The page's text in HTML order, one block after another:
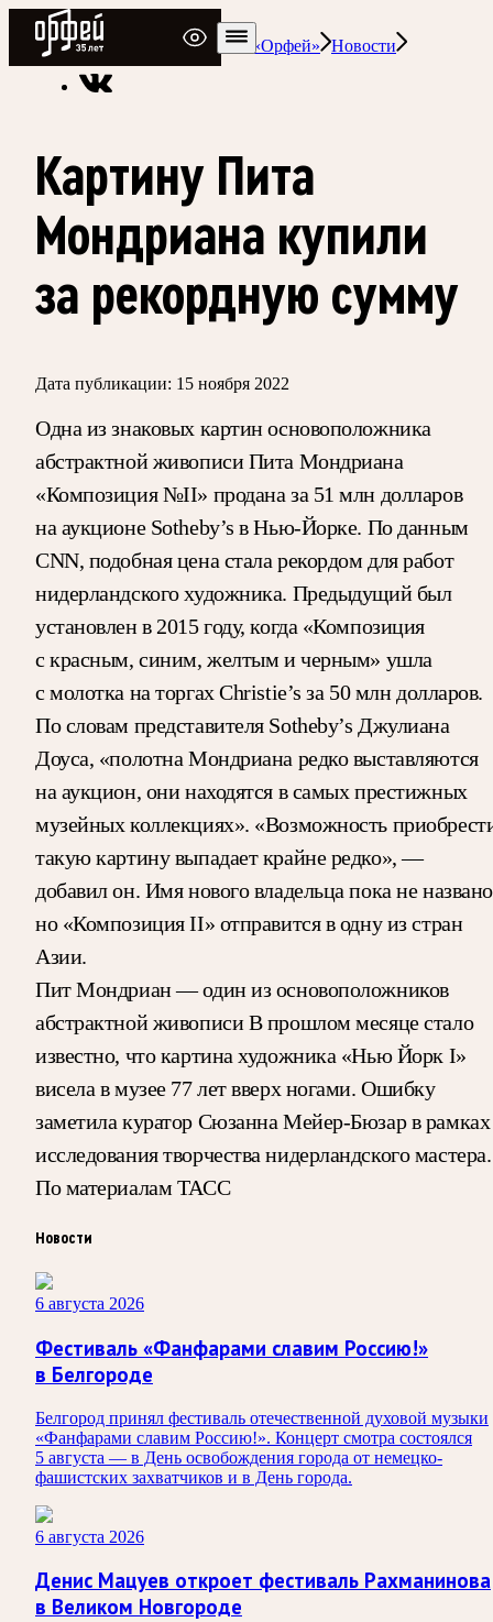
Радио Орфей
Радио классической музыки «Орфей»
Новости
Картину Пита
Мондриана купили
за рекордную сумму
Дата публикации: 15 ноября 2022
Одна из знаковых картин основоположника
абстрактной живописи Пита Мондриана
«Композиция №II» продана за 51 млн долларов
на аукционе Sotheby’s в Нью-Йорке. По данным
CNN, подобная цена стала рекордом для работ
нидерландского художника. Предыдущий был
установлен в 2015 году, когда «Композиция
с красным, синим, желтым и черным» ушла
с молотка на торгах Christie’s за 50 млн долларов.
По словам представителя Sotheby’s Джулиана
Доуса, «полотна Мондриана редко выставляются
на аукцион, они находятся в самых престижных
музейных коллекциях». «Возможность
такую картину выпадает крайне редко», —
добавил он. Имя нового владельца пока не
но «Композиция II» отправится в одну из стран
Азии.
Пит Мондриан — один из основоположников
абстрактной живописи В прошлом месяце стало
известно, что картина художника «Нью Йорк I»
висела в музее 77 лет вверх ногами. Ошибку
заметила куратор Сюзанна Мейер-Бюзар в рамках
исследования творчества нидерландского мастера.
По материалам ТАСС
Новости
6 августа 2026
Фестиваль «Фанфарами славим Россию!»
в Белгороде
Белгород принял фестиваль отечественной духовой музыки
«Фанфарами славим Россию!». Концерт смотра состоялся
5 августа — в День освобождения города от немецко-
фашистских захватчиков и в День города.
6 августа 2026
Денис Мацуев откроет фестиваль Рахманинова
в Великом Новгороде